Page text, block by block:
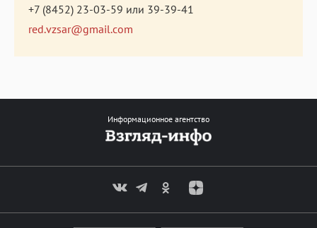
+7 (8452) 23-03-59 или 39-39-41
red.vzsar@gmail.com
Информационное агентство